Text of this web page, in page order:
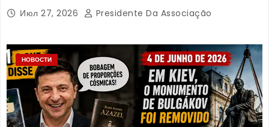
Июл 27, 2026 Presidente Da Associação
НОВОСТИ